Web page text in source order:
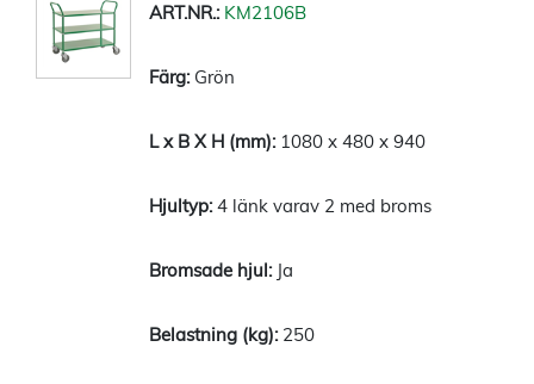
KM2106B
Grön
1080 x 480 x 940
4 länk varav 2 med broms
Ja
250